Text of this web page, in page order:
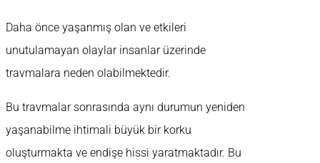
Daha önce yaşanmış olan ve etkileri
unutulamayan olaylar insanlar üzerinde
travmalara neden olabilmektedir.
Bu travmalar sonrasında aynı durumun yeniden
yaşanabilme ihtimali büyük bir korku
oluşturmakta ve endişe hissi yaratmaktadır. Bu